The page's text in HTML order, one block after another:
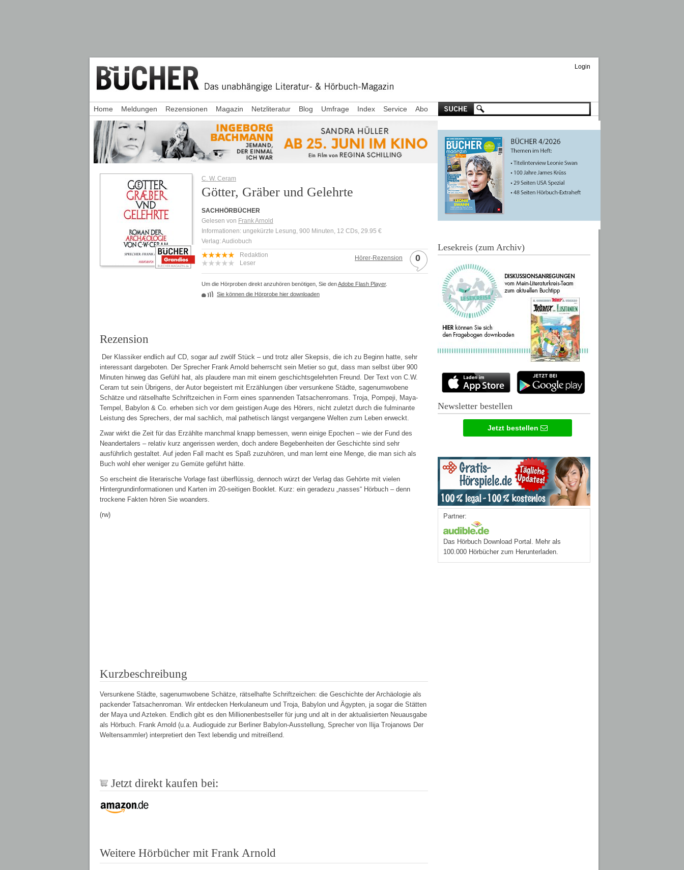
Login
C. W. Ceram
Götter, Gräber und Gelehrte
SACHHÖRBÜCHER
Gelesen von Frank Arnold
Informationen: ungekürzte Lesung, 900 Minuten, 12 CDs, 29.95 €
Verlag: Audiobuch
Hörer-Rezension 0
Redaktion
Leser
Um die Hörproben direkt anzuhören benötigen, Sie denAdobe Flash Player.
Sie können die Hörprobe hier downloaden
Rezension
Der Klassiker endlich auf CD, sogar auf zwölf Stück – und trotz aller Skepsis, die ich zu Beginn hatte, sehr
interessant dargeboten. Der Sprecher Frank Arnold beherrscht sein Metier so gut, dass man selbst über 900
Minuten hinweg das Gefühl hat, als plaudere man mit einem geschichtsgelehrten Freund. Der Text von C.W.
Ceram tut sein Übrigens, der Autor begeistert mit Erzählungen über versunkene Städte, sagenumwobene
Schätze und rätselhafte Schriftzeichen in Form eines spannenden Tatsachenromans. Troja, Pompeji, Maya-
Tempel, Babylon & Co. erheben sich vor dem geistigen Auge des Hörers, nicht zuletzt durch die fulminante
Leistung des Sprechers, der mal sachlich, mal pathetisch längst vergangene Welten zum Leben erweckt.
Zwar wirkt die Zeit für das Erzählte manchmal knapp bemessen, wenn einige Epochen – wie der Fund des
Neandertalers – relativ kurz angerissen werden, doch andere Begebenheiten der Geschichte sind sehr
ausführlich gestaltet. Auf jeden Fall macht es Spaß zuzuhören, und man lernt eine Menge, die man sich als
Buch wohl eher weniger zu Gemüte geführt hätte.
So erscheint die literarische Vorlage fast überflüssig, dennoch würzt der Verlag das Gehörte mit vielen
Hintergrundinformationen und Karten im 20-seitigen Booklet. Kurz: ein geradezu „nasses“ Hörbuch – denn
trockene Fakten hören Sie woanders.
(rw)
Kurzbeschreibung
Versunkene Städte, sagenumwobene Schätze, rätselhafte Schriftzeichen: die Geschichte der Archäologie als
packender Tatsachenroman. Wir entdecken Herkulaneum und Troja, Babylon und Ägypten, ja sogar die Stätten
der Maya und Azteken. Endlich gibt es den Millionenbestseller für jung und alt in der aktualisierten Neuausgabe
als Hörbuch. Frank Arnold (u.a. Audioguide zur Berliner Babylon-Ausstellung, Sprecher von Ilija Trojanows Der
Weltensammler) interpretiert den Text lebendig und mitreißend.
Jetzt direkt kaufen bei:
Weitere Hörbücher mit Frank Arnold
Home Meldungen Rezensionen Magazin Netzliteratur Blog Umfrage Index Service Abo
Lesekreis (zum Archiv)
Newsletter bestellen
Jetzt bestellen
Partner:
Das Hörbuch Download Portal. Mehr als
100.000 Hörbücher zum Herunterladen.